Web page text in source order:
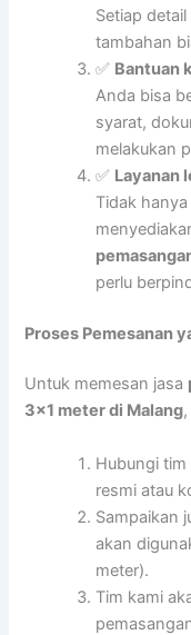
Setiap
tambahan
✅ Bantuan
Anda bisa
syarat,
melakukan
✅ Layanan
Tidak
perlu
Proses Pemesanan
Untuk memesan jasa
3×1 meter di Malang
Hubungi tim
resmi atau
Sampaikan
akan
meter).
Tim kami